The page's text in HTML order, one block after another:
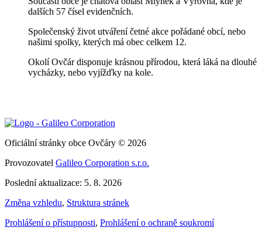
dalších 57 čísel evidenčních.
Společenský život utváření četné akce pořádané obcí, nebo
našimi spolky, kterých má obec celkem 12.
Okolí Ovčár disponuje krásnou přírodou, která láká na dlouhé
vycházky, nebo vyjížďky na kole.
Oficiální stránky obce Ovčáry © 2026
Provozovatel Galileo Corporation s.r.o.
Poslední aktualizace: 5. 8. 2026
Změna vzhledu, Struktura stránek
Prohlášení o přístupnosti, Prohlášení o ochraně soukromí